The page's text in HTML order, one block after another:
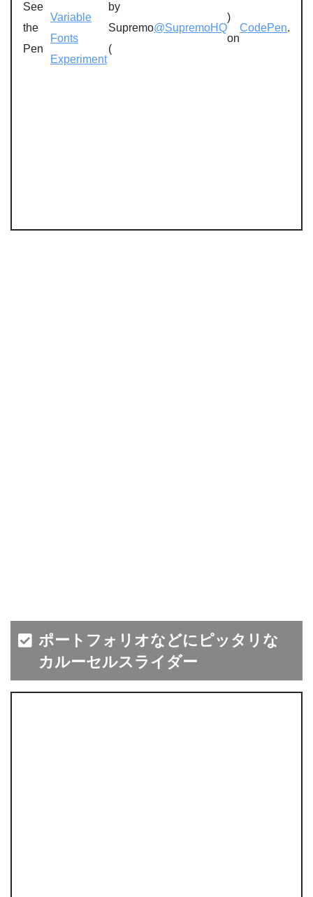
See
the
Pen
Variable
Fonts
Experiment
by
Supremo
(
@SupremoHQ
)
on
CodePen.
ポートフォリオなどにピッタリな
カルーセルスライダー